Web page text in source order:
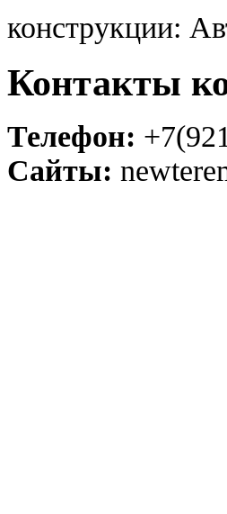
конструкции:
Контакты
Телефон:
Сайты: